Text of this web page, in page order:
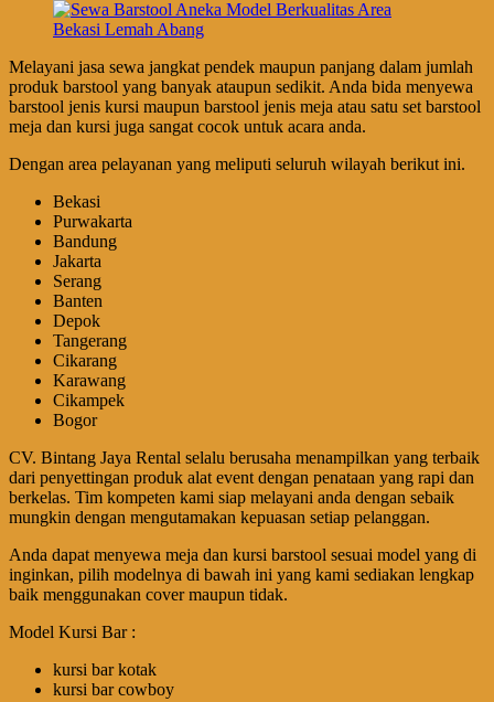
Melayani jasa sewa jangkat pendek maupun panjang dalam jumlah
produk barstool yang banyak ataupun sedikit. Anda bida menyewa
barstool jenis kursi maupun barstool jenis meja atau satu set barstool
meja dan kursi juga sangat cocok untuk acara anda.
Dengan area pelayanan yang meliputi seluruh wilayah berikut ini.
Bekasi
Purwakarta
Bandung
Jakarta
Serang
Banten
Depok
Tangerang
Cikarang
Karawang
Cikampek
Bogor
CV. Bintang Jaya Rental selalu berusaha menampilkan yang terbaik
dari penyettingan produk alat event dengan penataan yang rapi dan
berkelas. Tim kompeten kami siap melayani anda dengan sebaik
mungkin dengan mengutamakan kepuasan setiap pelanggan.
Anda dapat menyewa meja dan kursi barstool sesuai model yang di
inginkan, pilih modelnya di bawah ini yang kami sediakan lengkap
baik menggunakan cover maupun tidak.
Model Kursi Bar :
kursi bar kotak
kursi bar cowboy